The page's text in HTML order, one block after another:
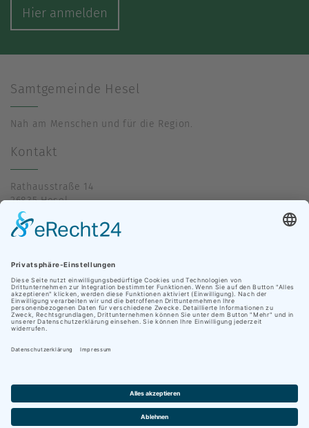
Hier anmelden
Samtgemeinde Hesel
Nah am Menschen und für die Region.
Kontakt
Rathausstraße 14
26835 Hesel
04950 39-0
info@hesel.de
Öffnungszeiten
Mo., Di., Mi., Do., Fr.
09:00 – 12:00 Uhr
Mi. 14:00 – 16:00 Uhr (nur Bürgerbüro)